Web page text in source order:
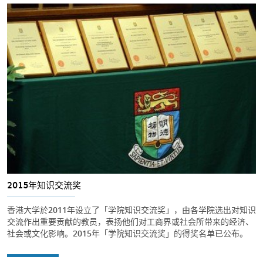
2015年知识交流奖
香港大学於2011年设立了「学院知识交流奖」，由各学院选出对知识
交流作出重要贡献的教员，表扬他们对工商界或社会所带来的经济、
社会或文化影响。2015年「学院知识交流奖」的得奖名单已公布。